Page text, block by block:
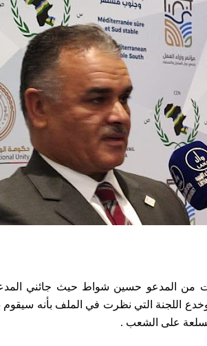
من المدعو حسين شواط حيث جائني
اللجنة التي نظرت في الملف بأنه سيقوم
السلعة على الشعب .